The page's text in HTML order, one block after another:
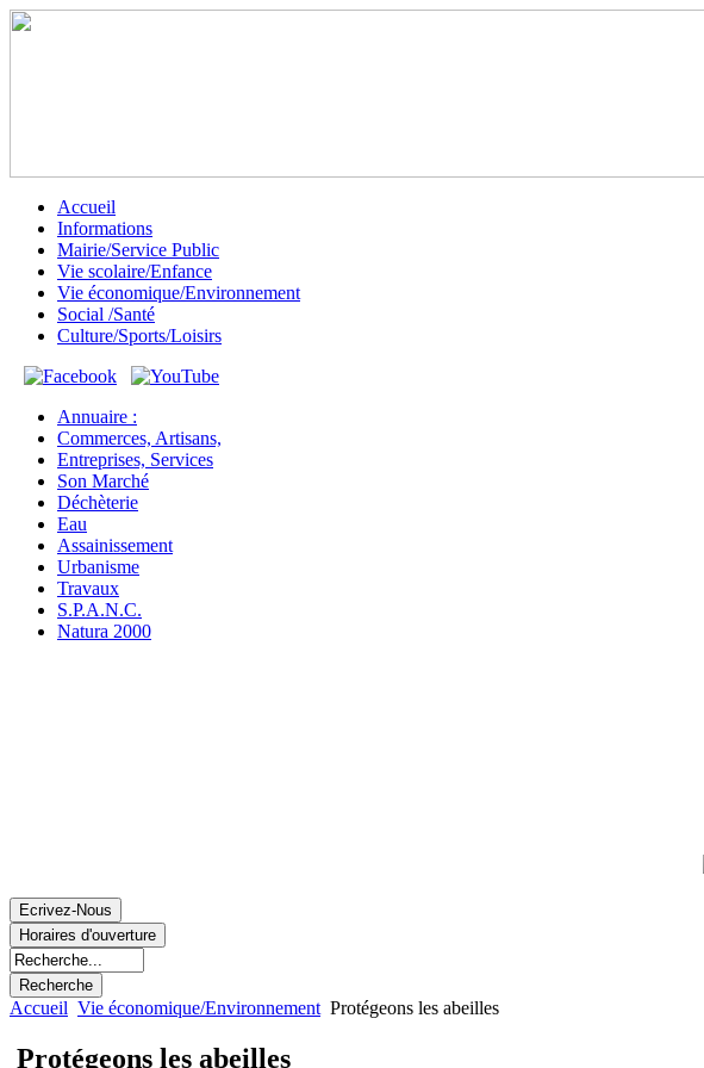
Accueil
Informations
Mairie/Service Public
Vie scolaire/Enfance
Vie économique/Environnement
Social /Santé
Culture/Sports/Loisirs
Annuaire :
Commerces, Artisans,
Entreprises, Services
Son Marché
Déchèterie
Eau
Assainissement
Urbanisme
Travaux
S.P.A.N.C.
Natura 2000
Accueil Vie économique/Environnement Protégeons les abeilles
Protégeons les abeilles